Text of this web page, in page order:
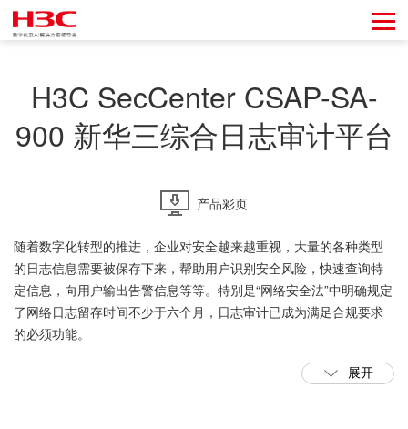
H3C SecCenter CSAP-SA-
900 新华三综合日志审计平台
产品彩页
随着数字化转型的推进，企业对安全越来越重视，大量的各种类型
的日志信息需要被保存下来，帮助用户识别安全风险，快速查询特
定信息，向用户输出告警信息等等。特别是“网络安全法”中明确规定
了网络日志留存时间不少于六个月，日志审计已成为满足合规要求
的必须功能。
新华三综合日志审计平台具备高性能日志采集能力，提供了强大的
展开